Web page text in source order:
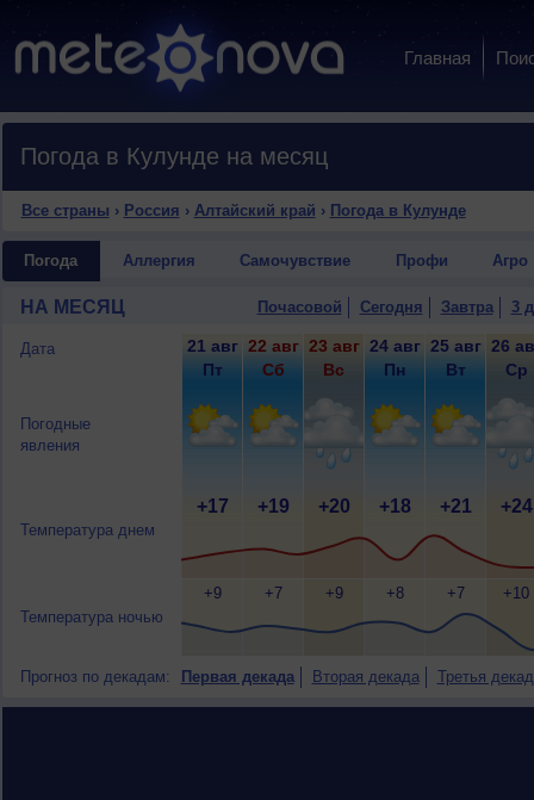
Главная
Погода в Кулунде на месяц
Все страны › Россия › Алтайский край › Погода в Кулунде
Погода Аллергия Самочувствие Профи Агро
НА МЕСЯЦ Почасовой Сегодня Завтра 3
Дата
Погодные
явления
Температура днем
Температура ночью
21 авг
Пт
+17
+9
22 авг
Сб
+19
+7
23 авг
Вс
+20
+9
24 авг
Пн
+18
+8
25 авг
Вт
+21
+7
26
Ср
+24
+10
Прогноз по декадам: Первая декада Вторая декада Третья